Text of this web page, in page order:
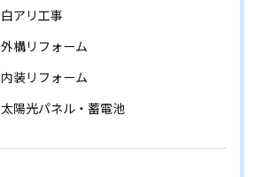
白アリ工事
外構リフォーム
内装リフォーム
太陽光パネル・蓄電池